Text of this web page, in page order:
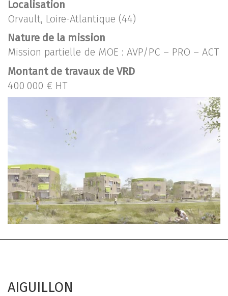
Localisation
Orvault, Loire-Atlantique (44)
Nature de la mission
Mission partielle de MOE : AVP/PC – PRO – ACT
Montant de travaux de VRD
400 000 € HT
AIGUILLON